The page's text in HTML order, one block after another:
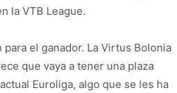
la VTB League.
el ganador. La Virtus Bolonia
que vaya a tener una plaza
Euroliga, algo que se les ha